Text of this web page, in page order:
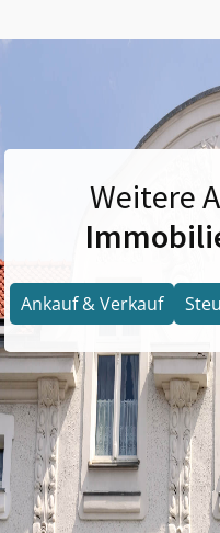
Weitere
Ankauf & Verkauf